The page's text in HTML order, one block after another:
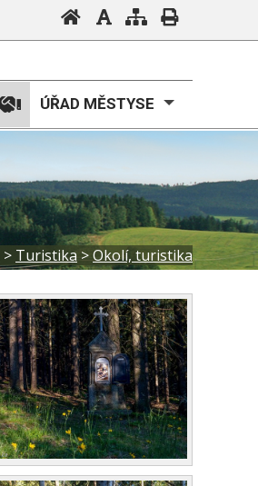
ÚŘAD MĚSTYSE
> Turistika >Okolí, turistika